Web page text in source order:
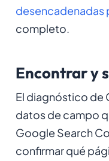
desencadenadas
completo.
Encontrar y
El diagnóstico de
datos de campo
Google Search
confirmar qué